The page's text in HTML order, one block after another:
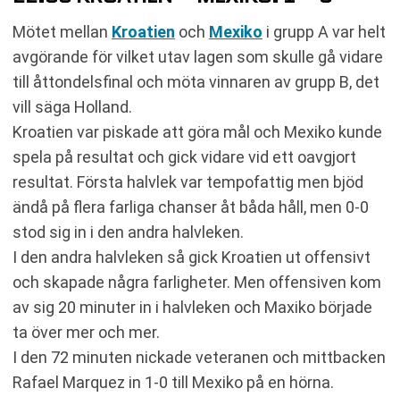
Mötet mellan Kroatien och Mexiko i grupp A var helt
avgörande för vilket utav lagen som skulle gå vidare
till åttondelsfinal och möta vinnaren av grupp B, det
vill säga Holland.
Kroatien var piskade att göra mål och Mexiko kunde
spela på resultat och gick vidare vid ett oavgjort
resultat. Första halvlek var tempofattig men bjöd
ändå på flera farliga chanser åt båda håll, men 0-0
stod sig in i den andra halvleken.
I den andra halvleken så gick Kroatien ut offensivt
och skapade några farligheter. Men offensiven kom
av sig 20 minuter in i halvleken och Maxiko började
ta över mer och mer.
I den 72 minuten nickade veteranen och mittbacken
Rafael Marquez in 1-0 till Mexiko på en hörna.